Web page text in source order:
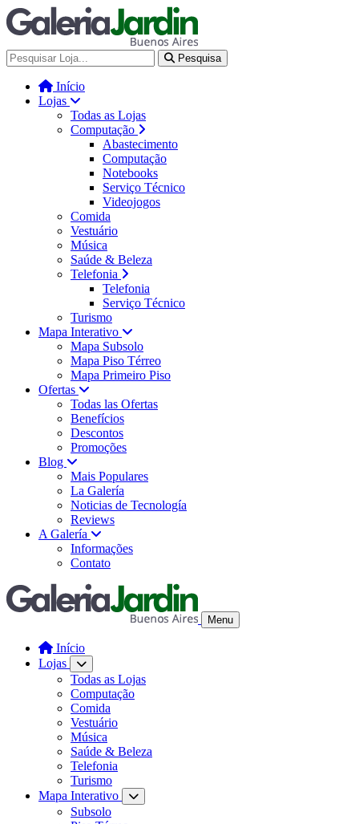
Galería Jardín - Centro de
Pesquisa
Início
Lojas
Todas as Lojas
Computação
Abastecimento
Computação
Notebooks
Serviço Técnico
Videojogos
Comida
Vestuário
Música
Saúde & Beleza
Telefonia
Telefonia
Serviço Técnico
Turismo
Mapa Interativo
Mapa Subsolo
Mapa Piso Térreo
Mapa Primeiro Piso
Ofertas
Todas las Ofertas
Benefícios
Descontos
Promoções
Blog
Mais Populares
La Galería
Noticias de Tecnología
Reviews
A Galería
Informações
Contato
Menu
Início
Lojas
Todas as Lojas
Computação
Comida
Vestuário
Música
Saúde & Beleza
Telefonia
Turismo
Mapa Interativo
Subsolo